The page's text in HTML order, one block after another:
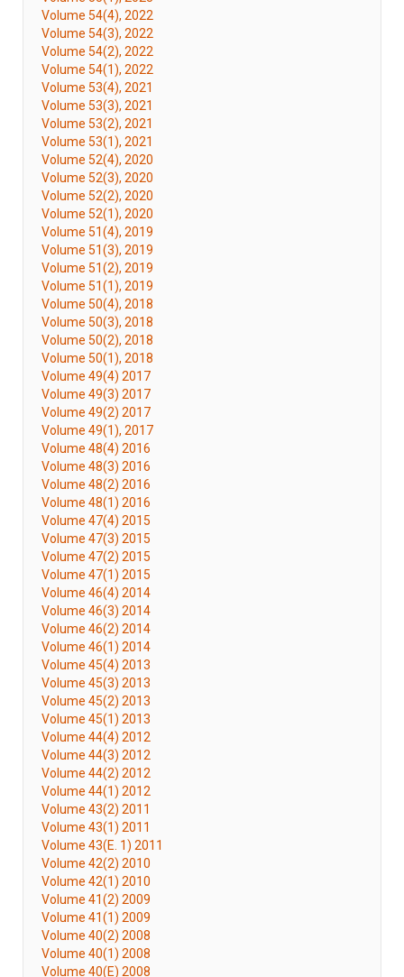
Volume 54(4), 2022
Volume 54(3), 2022
Volume 54(2), 2022
Volume 54(1), 2022
Volume 53(4), 2021
Volume 53(3), 2021
Volume 53(2), 2021
Volume 53(1), 2021
Volume 52(4), 2020
Volume 52(3), 2020
Volume 52(2), 2020
Volume 52(1), 2020
Volume 51(4), 2019
Volume 51(3), 2019
Volume 51(2), 2019
Volume 51(1), 2019
Volume 50(4), 2018
Volume 50(3), 2018
Volume 50(2), 2018
Volume 50(1), 2018
Volume 49(4) 2017
Volume 49(3) 2017
Volume 49(2) 2017
Volume 49(1), 2017
Volume 48(4) 2016
Volume 48(3) 2016
Volume 48(2) 2016
Volume 48(1) 2016
Volume 47(4) 2015
Volume 47(3) 2015
Volume 47(2) 2015
Volume 47(1) 2015
Volume 46(4) 2014
Volume 46(3) 2014
Volume 46(2) 2014
Volume 46(1) 2014
Volume 45(4) 2013
Volume 45(3) 2013
Volume 45(2) 2013
Volume 45(1) 2013
Volume 44(4) 2012
Volume 44(3) 2012
Volume 44(2) 2012
Volume 44(1) 2012
Volume 43(2) 2011
Volume 43(1) 2011
Volume 43(E. 1) 2011
Volume 42(2) 2010
Volume 42(1) 2010
Volume 41(2) 2009
Volume 41(1) 2009
Volume 40(2) 2008
Volume 40(1) 2008
Volume 40(E) 2008